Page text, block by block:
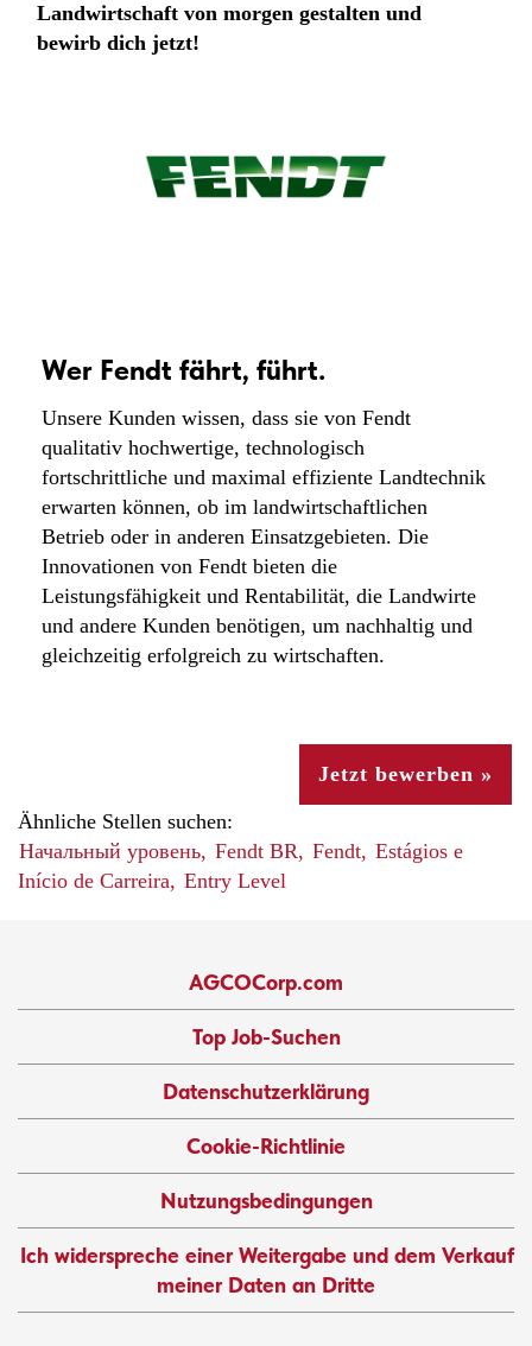
Landwirtschaft von morgen gestalten und
bewirb dich jetzt!
Wer Fendt fährt, führt.
Unsere Kunden wissen, dass sie von Fendt
qualitativ hochwertige, technologisch
fortschrittliche und maximal effiziente Landtechnik
erwarten können, ob im landwirtschaftlichen
Betrieb oder in anderen Einsatzgebieten. Die
Innovationen von Fendt bieten die
Leistungsfähigkeit und Rentabilität, die Landwirte
und andere Kunden benötigen, um nachhaltig und
gleichzeitig erfolgreich zu wirtschaften.
Jetzt bewerben »
Ähnliche Stellen suchen:
Начальный уровень, Fendt BR, Fendt, Estágios e
Início de Carreira, Entry Level
AGCOCorp.com
Top Job-Suchen
Datenschutzerklärung
Cookie-Richtlinie
Nutzungsbedingungen
Ich widerspreche einer Weitergabe und dem Verkauf
meiner Daten an Dritte